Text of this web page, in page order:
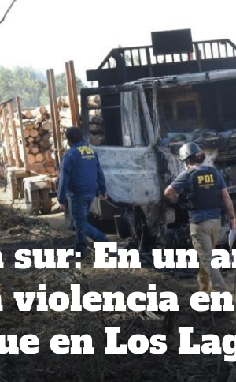
En un
en Los